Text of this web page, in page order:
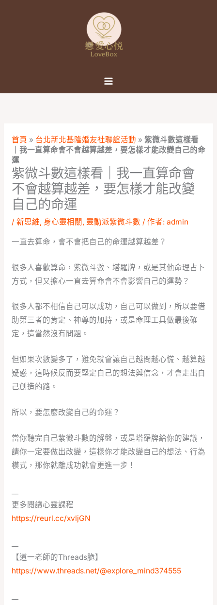
首頁 » 台北新北基隆婚友社聯誼活動 » 紫微斗數這樣看
｜我一直算命會不會越算越差，要怎樣才能改變自己的命
運
紫微斗數這樣看｜我一直算命會
不會越算越差，要怎樣才能改變
自己的命運
/ 新思維, 身心靈相關, 靈動派紫微斗數 / 作者: admin
一直去算命，會不會把自己的命運越算越差？
很多人喜歡算命，紫微斗數、塔羅牌，或是其他命理占卜
方式，但又擔心一直去算命會不會影響自己的運勢？
很多人都不相信自己可以成功，自己可以做到，所以要借
助第三者的肯定、神尊的加持，或是命理工具做最後確
定，這當然沒有問題。
但如果次數變多了，難免就會讓自己越問越心慌、越算越
疑惑，這時候反而要堅定自己的想法與信念，才會走出自
己創造的路。
所以，要怎麼改變自己的命運？
當你聽完自己紫微斗數的解盤，或是塔羅牌給你的建議，
請你一定要做出改變，這樣你才能改變自己的想法、行為
模式，那你就離成功就會更進一步！
更多閱讀心靈課程
https://reurl.cc/xvljGN
【道一老師的Threads脆】
https://www.threads.net/@explore_mind374555